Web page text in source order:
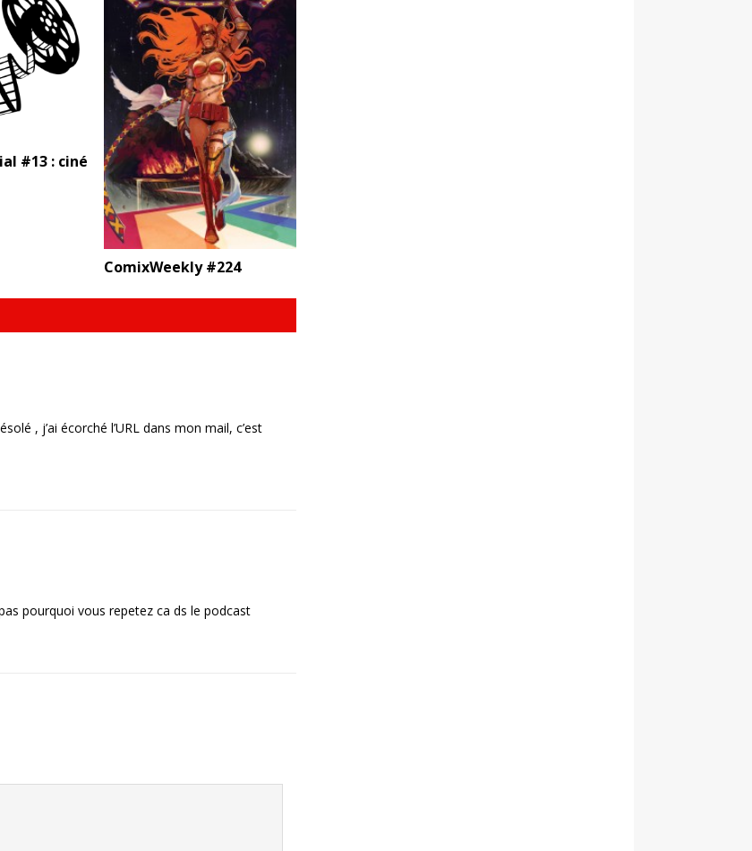
#13 : ciné
ComixWeekly #224
, j’ai écorché l’URL dans mon mail, c’est
pourquoi vous repetez ca ds le podcast